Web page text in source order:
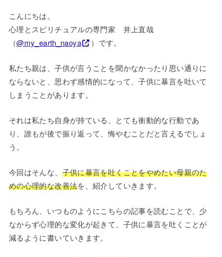
こんにちは。
心理とスピリチュアルの専門家 井上直哉
（@my_earth_naoya ）です。
私たち親は、子供が言うことを聞かなかったり思い通りに
ならないと、思わず感情的になって、子供に暴言を吐いて
しまうことがあります。
それは私たち自身が持ている、とても衝動的な行動であ
り、誰もが後で振り返って、悔やむことだと言えるでしょ
う。
今回はそんな、 子供に暴言を吐くことをやめたい母親のた
めの心理的な改善法を、紹介していきます。
もちろん、いつものようにこちらの記事を読むことで、少
なからず心理的な変化が起きて、子供に暴言を吐くことが
減るように書いていきます。